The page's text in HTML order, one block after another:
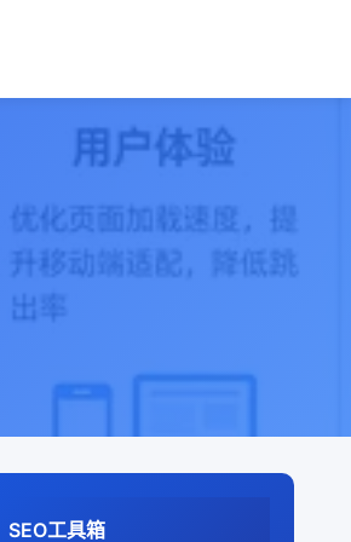
SEO工具箱